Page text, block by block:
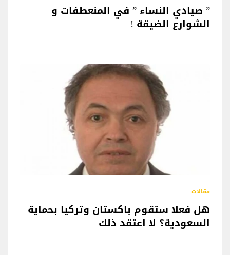
” صيادي النساء ” في المنعطفات و
الشوارع الضيقة !
مقالات
هل فعلا ستقوم باكستان وتركيا بحماية
السعودية؟ لا اعتقد ذلك